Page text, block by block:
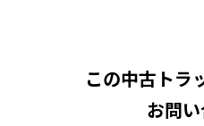
この中古トラ
お問